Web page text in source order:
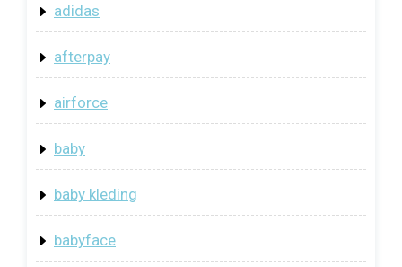
adidas
afterpay
airforce
baby
baby kleding
babyface